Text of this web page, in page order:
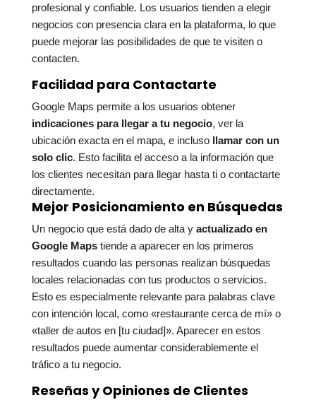
profesional y confiable. Los usuarios tienden a elegir
negocios con presencia clara en la plataforma, lo que
puede mejorar las posibilidades de que te visiten o
contacten.
Facilidad para Contactarte
Google Maps permite a los usuarios obtener
indicaciones para llegar a tu negocio, ver la
ubicación exacta en el mapa, e incluso llamar con un
solo clic. Esto facilita el acceso a la información que
los clientes necesitan para llegar hasta ti o contactarte
directamente.
Mejor Posicionamiento en Búsquedas
Un negocio que está dado de alta y actualizado en
Google Mapstiende a aparecer en los primeros
resultados cuando las personas realizan búsquedas
locales relacionadas con tus productos o servicios.
Esto es especialmente relevante para palabras clave
con intención local, como «restaurante cerca de mí» o
«taller de autos en [tu ciudad]». Aparecer en estos
resultados puede aumentar considerablemente el
tráfico a tu negocio.
Reseñas y Opiniones de Clientes